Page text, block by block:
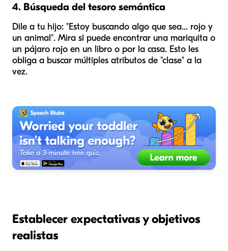
4. Búsqueda del tesoro semántica
Dile a tu hijo: "Estoy buscando algo que sea... rojo y
un animal". Mira si puede encontrar una mariquita o
un pájaro rojo en un libro o por la casa. Esto les
obliga a buscar múltiples atributos de "clase" a la
vez.
Establecer expectativas y objetivos
realistas